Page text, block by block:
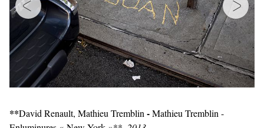
**David Renault, Mathieu Tremblin -Mathieu Tremblin -